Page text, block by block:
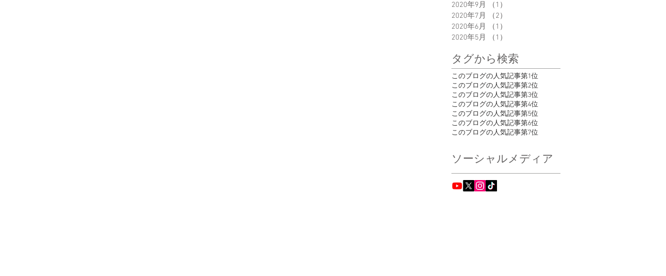
2020年9月
（1）
2020年7月
（2）
2020年6月
（1）
2020年5月
（1）
タグから検索
このブログの人気記事第1位
このブログの人気記事第2位
このブログの人気記事第3位
このブログの人気記事第4位
このブログの人気記事第5位
このブログの人気記事第6位
このブログの人気記事第7位
ソーシャルメディア